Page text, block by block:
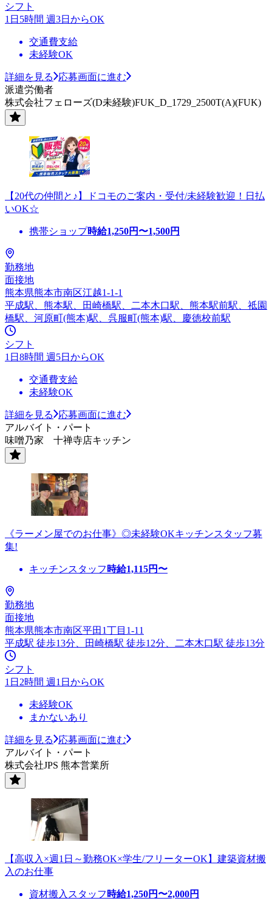
シフト
1日5時間 週3日からOK
交通費支給
未経験OK
詳細を見る
応募画面に進む
派遣労働者
株式会社フェローズ(D未経験)FUK_D_1729_2500T(A)(FUK)
【20代の仲間と♪】ドコモのご案内・受付/未経験歓迎！日払
いOK☆
携帯ショップ時給1,250円〜1,500円
勤務地
面接地
熊本県熊本市南区江越1-1-1
平成駅、熊本駅、田崎橋駅、二本木口駅、熊本駅前駅、祗園
橋駅、河原町(熊本)駅、呉服町(熊本)駅、慶徳校前駅
シフト
1日8時間 週5日からOK
交通費支給
未経験OK
詳細を見る
応募画面に進む
アルバイト・パート
味噌乃家 十禅寺店キッチン
《ラーメン屋でのお仕事》◎未経験OKキッチンスタッフ募
集!
キッチンスタッフ 時給1,115円〜
勤務地
面接地
熊本県熊本市南区平田1丁目1-11
平成駅 徒歩13分、田崎橋駅 徒歩12分、二本木口駅 徒歩13分
シフト
1日2時間 週1日からOK
未経験OK
まかないあり
詳細を見る
応募画面に進む
アルバイト・パート
株式会社JPS 熊本営業所
【高収入×週1日～勤務OK×学生/フリーターOK】建築資材搬
入のお仕事
資材搬入スタッフ 時給1,250円〜2,000円